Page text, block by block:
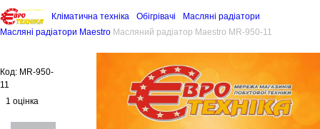
Кліматична техніка Обігрівачі
Масляні радіатори
Масляні радіатори Maestro Масляний радіатор Maestro MR-950-11
Код: MR-950-
11
1 оцінка